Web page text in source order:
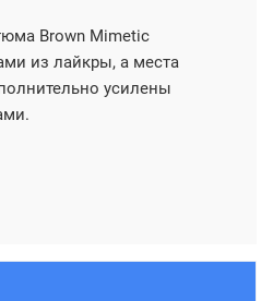
Brown Mimetic
из лайкры, а места
усилены